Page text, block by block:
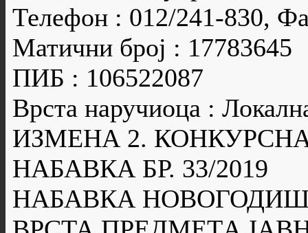
Телефон : 012/241-830,
Матични број : 17783645
ПИБ : 106522087
Врста наручиоца :
ИЗМЕНА 2.
НАБАВКА БР. 33/2019
НАБАВКА